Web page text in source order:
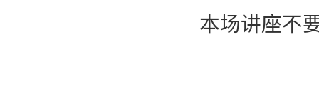
本场讲座不